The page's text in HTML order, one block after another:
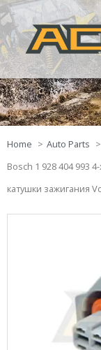
Home
Auto Parts
Bosch 1 928 404 993
катушки зажигания